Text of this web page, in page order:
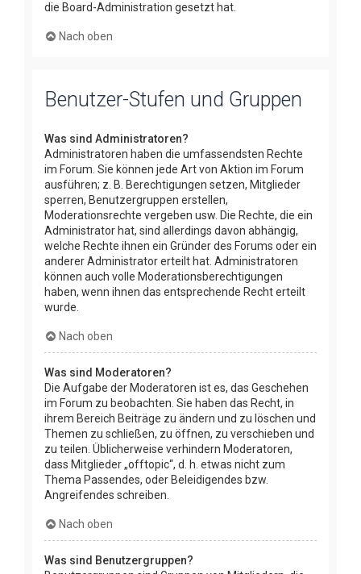
die Board-Administration gesetzt hat.
Nach oben
Benutzer-Stufen und Gruppen
Was sind Administratoren?
Administratoren haben die umfassendsten Rechte
im Forum. Sie können jede Art von Aktion im Forum
ausführen; z. B. Berechtigungen setzen, Mitglieder
sperren, Benutzergruppen erstellen,
Moderationsrechte vergeben usw. Die Rechte, die ein
Administrator hat, sind allerdings davon abhängig,
welche Rechte ihnen ein Gründer des Forums oder ein
anderer Administrator erteilt hat. Administratoren
können auch volle Moderationsberechtigungen
haben, wenn ihnen das entsprechende Recht erteilt
wurde.
Nach oben
Was sind Moderatoren?
Die Aufgabe der Moderatoren ist es, das Geschehen
im Forum zu beobachten. Sie haben das Recht, in
ihrem Bereich Beiträge zu ändern und zu löschen und
Themen zu schließen, zu öffnen, zu verschieben und
zu teilen. Üblicherweise verhindern Moderatoren,
dass Mitglieder „offtopic“, d. h. etwas nicht zum
Thema Passendes, oder Beleidigendes bzw.
Angreifendes schreiben.
Nach oben
Was sind Benutzergruppen?